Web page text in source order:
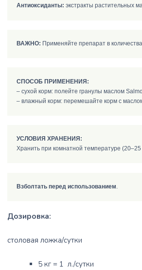
Антиоксиданты:
ВАЖНО: Применяйте препарат в
СПОСОБ ПРИМЕНЕНИЯ:
– сухой корм: полейте гранулы маслом
– влажный корм: перемешайте корм с
УСЛОВИЯ ХРАНЕНИЯ:
Взболтать перед использованием
Дозировка:
столовая ложка/сутки
5 кг = 1 л./сутки